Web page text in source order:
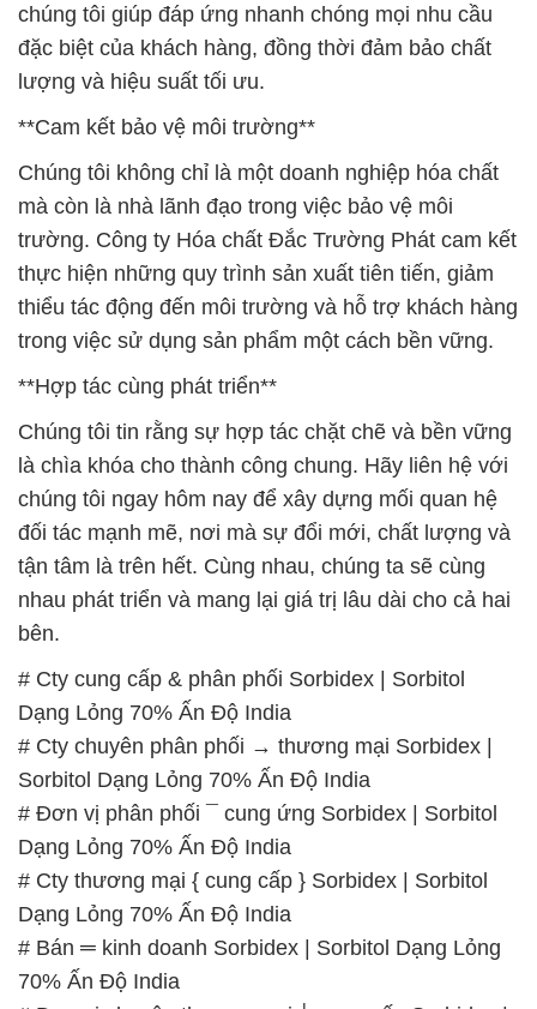
chúng tôi giúp đáp ứng nhanh chóng mọi nhu cầu
đặc biệt của khách hàng, đồng thời đảm bảo chất
lượng và hiệu suất tối ưu.
**Cam kết bảo vệ môi trường**
Chúng tôi không chỉ là một doanh nghiệp hóa chất
mà còn là nhà lãnh đạo trong việc bảo vệ môi
trường. Công ty Hóa chất Đắc Trường Phát cam kết
thực hiện những quy trình sản xuất tiên tiến, giảm
thiểu tác động đến môi trường và hỗ trợ khách hàng
trong việc sử dụng sản phẩm một cách bền vững.
**Hợp tác cùng phát triển**
Chúng tôi tin rằng sự hợp tác chặt chẽ và bền vững
là chìa khóa cho thành công chung. Hãy liên hệ với
chúng tôi ngay hôm nay để xây dựng mối quan hệ
đối tác mạnh mẽ, nơi mà sự đổi mới, chất lượng và
tận tâm là trên hết. Cùng nhau, chúng ta sẽ cùng
nhau phát triển và mang lại giá trị lâu dài cho cả hai
bên.
# Cty cung cấp & phân phối Sorbidex | Sorbitol
Dạng Lỏng 70% Ấn Độ India
# Cty chuyên phân phối → thương mại Sorbidex |
Sorbitol Dạng Lỏng 70% Ấn Độ India
# Đơn vị phân phối ¯ cung ứng Sorbidex | Sorbitol
Dạng Lỏng 70% Ấn Độ India
# Cty thương mại { cung cấp } Sorbidex | Sorbitol
Dạng Lỏng 70% Ấn Độ India
# Bán ═ kinh doanh Sorbidex | Sorbitol Dạng Lỏng
70% Ấn Độ India